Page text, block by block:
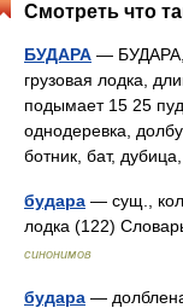
Смотреть что
БУДАРА — БУДАРА,
грузовая лодка,
подымает 15 25
однодеревка,
ботник, бат,
будара — сущ., кол
лодка (122)
синонимов
будара —